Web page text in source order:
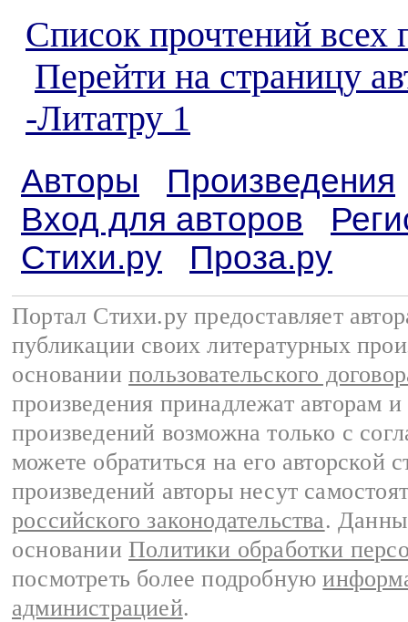
Список прочтений всех
Перейти на страницу
-Литатру 1
Авторы
Произведения
Вход для авторов
Стихи.ру
Проза.ру
Портал Стихи.ру предоставляет
публикации своих литературных
основании пользовательского
произведения принадлежат авторам
произведений возможна только с
можете обратиться на его авторской
произведений авторы несут
российского законодательства.
основании Политики обработки
посмотреть более подробную
администрацией.